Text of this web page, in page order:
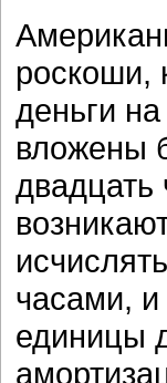
роскоши,
деньги
вложены
двадцать
часами,
единицы